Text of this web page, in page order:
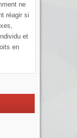
ne
réagir si
et
en